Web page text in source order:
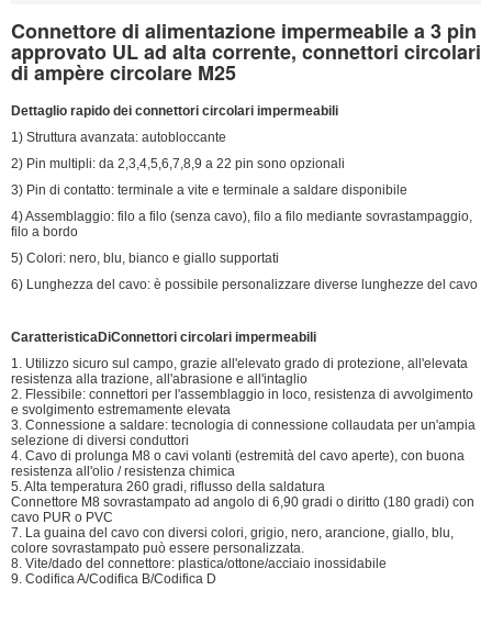
Connettore di alimentazione impermeabile a 3 pin
approvato UL ad alta corrente, connettori circolari
di ampère circolare M25
Dettaglio rapido dei connettori circolari impermeabili
1) Struttura avanzata: autobloccante
2) Pin multipli: da 2,3,4,5,6,7,8,9 a 22 pin sono opzionali
3) Pin di contatto: terminale a vite e terminale a saldare disponibile
4) Assemblaggio: filo a filo (senza cavo), filo a filo mediante sovrastampaggio,
filo a bordo
5) Colori: nero, blu, bianco e giallo supportati
6) Lunghezza del cavo: è possibile personalizzare diverse lunghezze del cavo
CaratteristicaDiConnettori circolari impermeabili
1. Utilizzo sicuro sul campo, grazie all'elevato grado di protezione, all'elevata
resistenza alla trazione, all'abrasione e all'intaglio
2. Flessibile: connettori per l'assemblaggio in loco, resistenza di avvolgimento
e svolgimento estremamente elevata
3. Connessione a saldare: tecnologia di connessione collaudata per un'ampia
selezione di diversi conduttori
4. Cavo di prolunga M8 o cavi volanti (estremità del cavo aperte), con buona
resistenza all'olio / resistenza chimica
5. Alta temperatura 260 gradi, riflusso della saldatura
Connettore M8 sovrastampato ad angolo di 6,90 gradi o diritto (180 gradi) con
cavo PUR o PVC
7. La guaina del cavo con diversi colori, grigio, nero, arancione, giallo, blu,
colore sovrastampato può essere personalizzata.
8. Vite/dado del connettore: plastica/ottone/acciaio inossidabile
9. Codifica A/Codifica B/Codifica D